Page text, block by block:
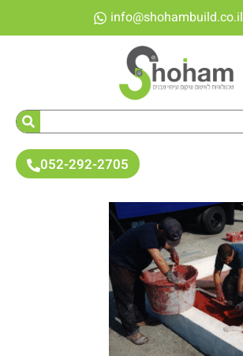
info@shohambuild.co.il
052-292-2705